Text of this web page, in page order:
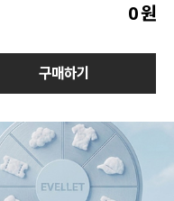
0원
구매하기